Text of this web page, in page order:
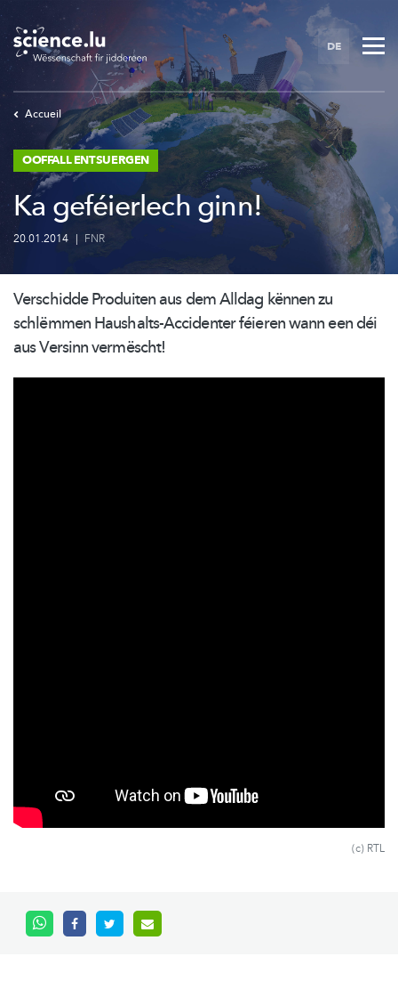
Skip
main
content
DE
Accueil
OOFFALL ENTSUERGEN
Ka geféierlech ginn!
20.01.2014 | FNR
Verschidde Produiten aus dem Alldag kënnen zu
schlëmmen Haushalts-Accidenterféieren wann een déi
aus Versinn vermëscht!
(c) RTL